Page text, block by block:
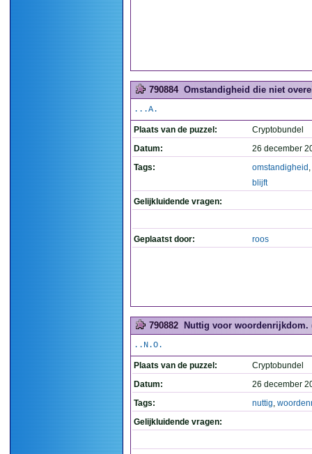
790884 Omstandigheid die niet
...A.
Plaats van de puzzel:
Cryptobundel
Datum:
26 december
Tags:
omstandigheid ,
blijft
Gelijkluidende vragen:
Geplaatst door: roos
790882 Nuttig voor woordenrijkdom.
..N.O.
Plaats van de puzzel:
Cryptobundel
Datum:
26 december
Tags:
nuttig,
Gelijkluidende vragen: